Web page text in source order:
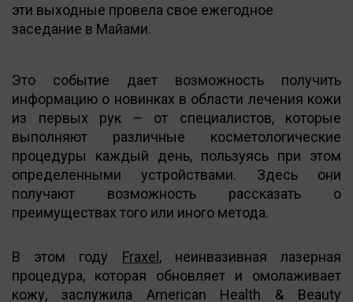
эти выходные провела свое ежегодное
заседание в Майами.
Это событие дает возможность получить
информацию о новинках в области лечения кожи
из первых рук – от специалистов, которые
выполняют различные косметологические
процедуры каждый день, пользуясь при этом
определенными устройствами. Здесь они
получают возможность рассказать о
преимуществах того или иного метода.
В этом году Fraxel , неинвазивная лазерная
процедура, которая обновляет и омолаживает
кожу, заслужила American Health & Beauty